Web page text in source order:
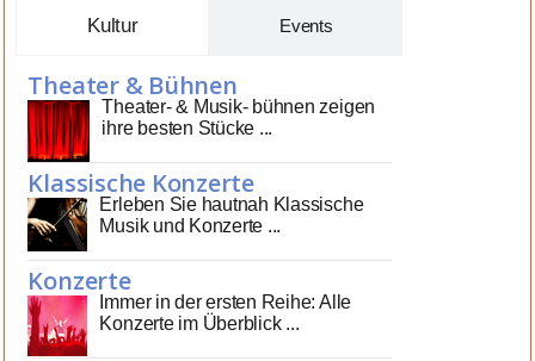
Kultur Events
Theater & Bühnen
Theater- & Musik- bühnen zeigen
ihre besten Stücke ...
Klassische Konzerte
Erleben Sie hautnah Klassische
Musik und Konzerte ...
Konzerte
Immer in der ersten Reihe: Alle
Konzerte im Überblick ...